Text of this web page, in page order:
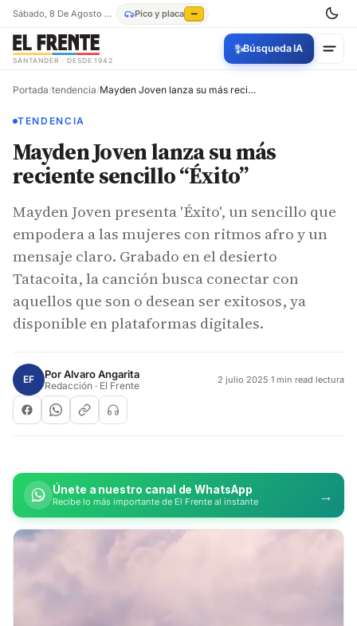
Sábado, 8 De Agosto De 2026 Pico y placa —
SANTANDER · DESDE 1942
✨Búsqueda IA
Portada/tendencia/ Mayden Joven lanza su más reciente sencillo “Éxito”
TENDENCIA
Mayden Joven lanza su más
reciente sencillo “Éxito”
Mayden Joven presenta 'Éxito', un sencillo que
empodera a las mujeres con ritmos afro y un
mensaje claro. Grabado en el desierto
Tatacoita, la canción busca conectar con
aquellos que son o desean ser exitosos, ya
disponible en plataformas digitales.
EF PorAlvaro Angarita
Redacción · El Frente 2 julio 2025·1 min read lectura
Únete a nuestro canal de WhatsApp
Recibe lo más importante de El Frente al instante →